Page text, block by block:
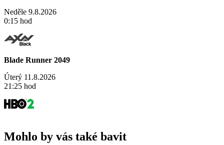
Neděle 9.8.2026
0:15 hod
Blade Runner 2049
Úterý 11.8.2026
21:25 hod
Mohlo by vás také bavit